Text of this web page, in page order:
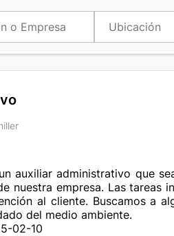
auxiliar administrativo que
nuestra empresa. Las tareas
al cliente. Buscamos a
del medio ambiente.
02-10